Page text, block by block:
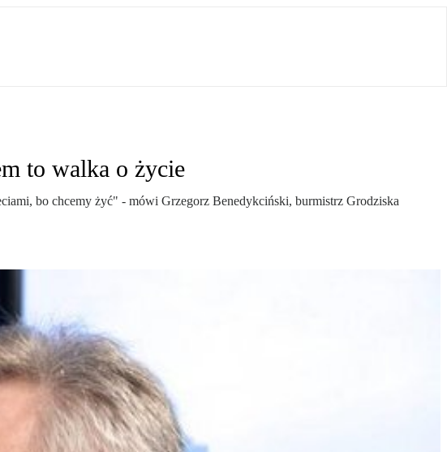
to walka o życie
bo chcemy żyć" - mówi Grzegorz Benedykciński, burmistrz Grodziska